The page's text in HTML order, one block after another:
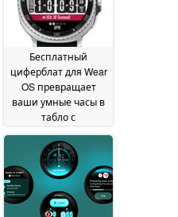
Бесплатный
циферблат для Wear
OS превращает
ваши умные часы в
табло с
Чемпионата мира в
режиме реального
времени15 June 2026